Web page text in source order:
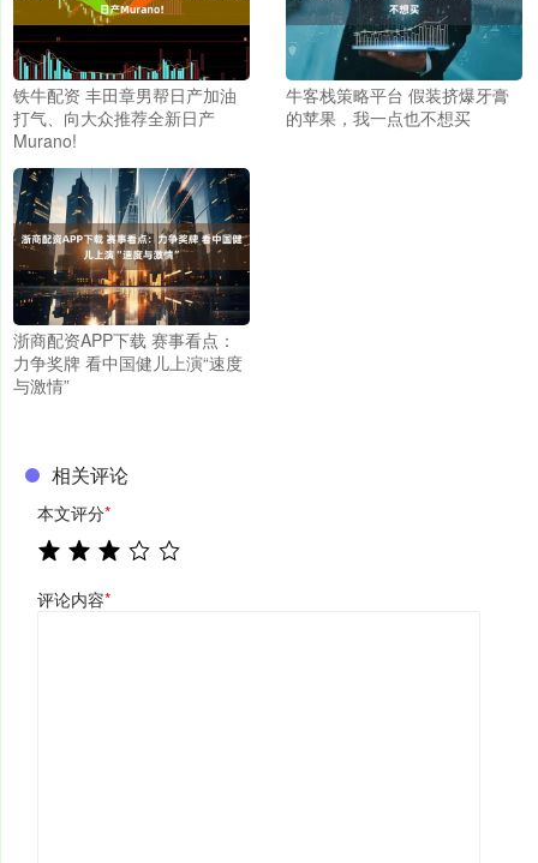
铁牛配资 丰田章男帮日产加油
打气、向大众推荐全新日产
Murano!
牛客栈策略平台 假装挤爆牙膏
的苹果，我一点也不想买
浙商配资APP下载 赛事看点：
力争奖牌 看中国健儿上演“速度
与激情”
相关评论
本文评分*
评论内容*